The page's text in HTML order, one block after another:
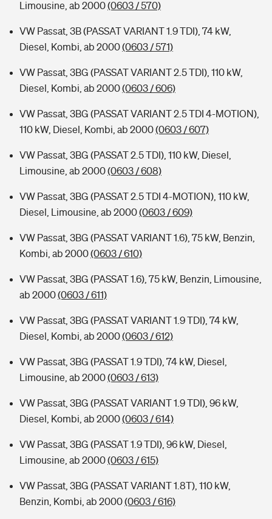
Limousine, ab 2000(0603 / 570)
VW Passat, 3B (PASSAT VARIANT 1.9 TDI), 74 kW,
Diesel, Kombi, ab 2000(0603 / 571)
VW Passat, 3BG (PASSAT VARIANT 2.5 TDI), 110 kW,
Diesel, Kombi, ab 2000(0603 / 606)
VW Passat, 3BG (PASSAT VARIANT 2.5 TDI 4-MOTION),
110 kW, Diesel, Kombi, ab 2000(0603 / 607)
VW Passat, 3BG (PASSAT 2.5 TDI), 110 kW, Diesel,
Limousine, ab 2000(0603 / 608)
VW Passat, 3BG (PASSAT 2.5 TDI 4-MOTION), 110 kW,
Diesel, Limousine, ab 2000(0603 / 609)
VW Passat, 3BG (PASSAT VARIANT 1.6), 75 kW, Benzin,
Kombi, ab 2000(0603 / 610)
VW Passat, 3BG (PASSAT 1.6), 75 kW, Benzin, Limousine,
ab 2000(0603 / 611)
VW Passat, 3BG (PASSAT VARIANT 1.9 TDI), 74 kW,
Diesel, Kombi, ab 2000(0603 / 612)
VW Passat, 3BG (PASSAT 1.9 TDI), 74 kW, Diesel,
Limousine, ab 2000(0603 / 613)
VW Passat, 3BG (PASSAT VARIANT 1.9 TDI), 96 kW,
Diesel, Kombi, ab 2000(0603 / 614)
VW Passat, 3BG (PASSAT 1.9 TDI), 96 kW, Diesel,
Limousine, ab 2000(0603 / 615)
VW Passat, 3BG (PASSAT VARIANT 1.8T), 110 kW,
Benzin, Kombi, ab 2000(0603 / 616)